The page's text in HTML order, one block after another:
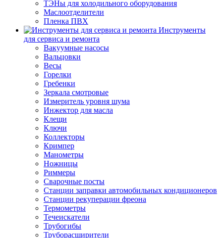
ТЭНы для холодильного оборудования
Маслоотделители
Пленка ПВХ
Инструменты
для сервиса и ремонта
Вакуумные насосы
Вальцовки
Весы
Горелки
Гребенки
Зеркала смотровые
Измеритель уровня шума
Инжектор для масла
Клещи
Ключи
Коллекторы
Кримпер
Манометры
Ножницы
Риммеры
Сварочные посты
Станции заправки автомобильных кондиционеров
Станции рекуперации фреона
Термометры
Течеискатели
Трубогибы
Труборасширители